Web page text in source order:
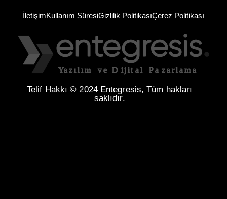
İletişimKullanım SüresiGizlilik PolitikasıÇerez Politikası
Telif Hakkı © 2024 Entegresis, Tüm hakları
saklıdır.